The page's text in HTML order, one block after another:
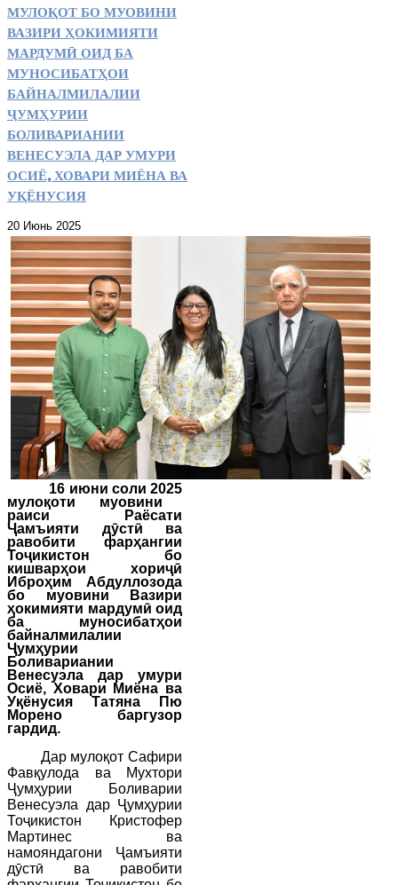
МУЛОҚОТ БО МУОВИНИ
ВАЗИРИ ҲОКИМИЯТИ
МАРДУМӢ ОИД БА
МУНОСИБАТҲОИ
БАЙНАЛМИЛАЛИИ
ҶУМҲУРИИ
БОЛИВАРИАНИИ
ВЕНЕСУЭЛА ДАР УМУРИ
ОСИЁ, ХОВАРИ МИЁНА ВА
УҚЁНУСИЯ
20 Июнь 2025
16 июни соли 2025
мулоқоти муовини
раиси
Раёсати
Ҷамъияти дӯстӣ ва
равобити фарҳангии
Тоҷикистон бо
кишварҳои хориҷӣ
Иброҳим Абдуллозода
бо муовини Вазири
ҳокимияти мардумӣ оид
ба муносибатҳои
байналмилалии
Ҷумҳурии
Боливариании
Венесуэла дар умури
Осиё, Ховари Миёна ва
Уқёнусия Татяна Пю
Морено
баргузор
гардид.
Дар мулоқот Сафири
Фавқулода ва Мухтори
Ҷумҳурии Боливарии
Венесуэла дар Ҷумҳурии
Тоҷикистон Кристофер
Мартинес ва
намояндагони Ҷамъияти
дӯстӣ ва равобити